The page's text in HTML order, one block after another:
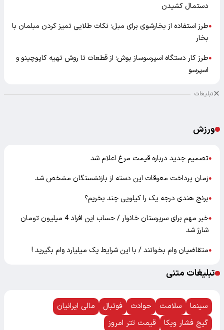
دستمال کشیدن
●طرز استفاده از بخارشوی برای مبل؛ نکات طلایی تمیز کردن مبلمان با
بخار
●طرز کار دستگاه اسپرسوساز بوش؛ از قطعات تا روش تهیه کاپوچینو و
اسپرسو
تبلیغات
ورزش
●تصمیم جدید درباره قیمت مرغ اعلام شد
●زمان پرداخت معوقات این دسته از بازنشستگان مشخص شد
●برنج هندی درجه یک را کیلویی چند بخریم؟
●
خبر مهم برای سرپرستان خانوار / حساب این افراد 4 میلیون تومان
شارژ شد
●متقاضیان وام بخوانند / با این شرایط یک میلیارد وام بگیرید !
تبلیغات متنی
سینما سلامت حوادث فوتبال
مالی ایرانیان
گیج فشار ویکا
قیمت تتر امروز